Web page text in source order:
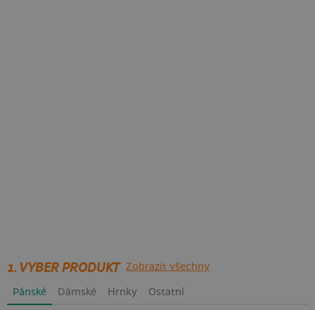
1. VYBER PRODUKT Zobrazit všechny
Pánské Dámské Hrnky Ostatní